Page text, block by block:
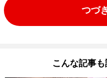
つづ
こんな記事